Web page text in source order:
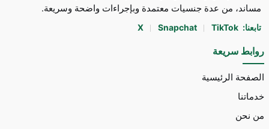
مساند، من عدة جنسيات معتمدة وبإجراءات واضحة وسريعة.
تابعنا: X Snapchat TikTok
روابط سريعة
الصفحة الرئيسية
خدماتنا
من نحن